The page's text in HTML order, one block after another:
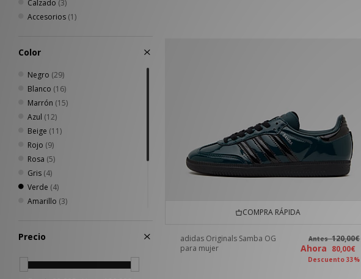
Calzado (3)
Accesorios (1)
Color
Negro (29)
Blanco (16)
Marrón (15)
Azul (12)
Beige (11)
Rojo (9)
Rosa (5)
Gris (4)
Verde (4)
Amarillo (3)
Dorado
Morado
Multicolor(1)
Precio
COMPRA RÁPIDA
adidas Originals Samba OG
para mujer
Antes120,00€
Ahora 80,00€
Descuento 33%